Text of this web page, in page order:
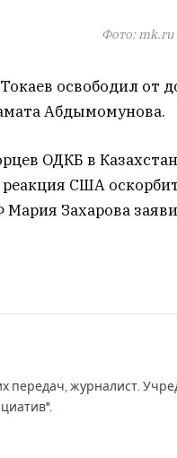
Фото: mk.ru
освободил от
Абдымомунова.
ОДКБ в
США
Захарова
передач, журналист.